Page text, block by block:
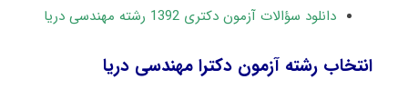
دانلود سؤالات آزمون دکتری 1392 رشته مهندسی دریا
انتخاب رشته آزمون دکترا مهندسی دریا